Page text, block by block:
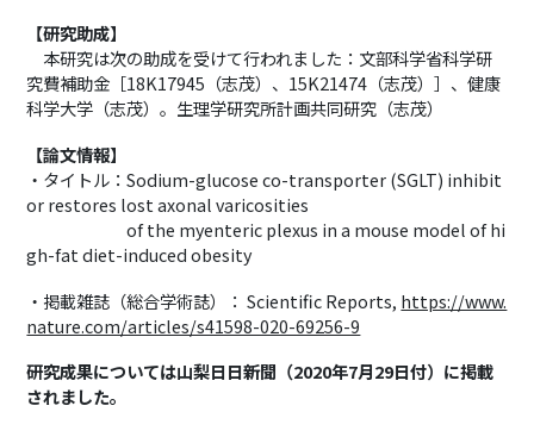
【研究助成】
本研究は次の助成を受けて行われました：文部科学省科学研
究費補助金［18K17945 （志茂）、 15K21474 （志茂）］、健康
科学大学（志茂）。生理学研究所計画共同研究（志茂）
【論文情報】
・タイトル：Sodium-glucose co-transporter (SGLT) inhibit
or restores lost axonal varicosities
of the myenteric plexus in a mouse model of hi
gh-fat diet-induced obesity
・掲載雑誌（総合学術誌）： Scientific Reports, https://www.
nature.com/articles/s41598-020-69256-9
研究成果については山梨日日新聞（2020年7月29日付）に掲載
されました。